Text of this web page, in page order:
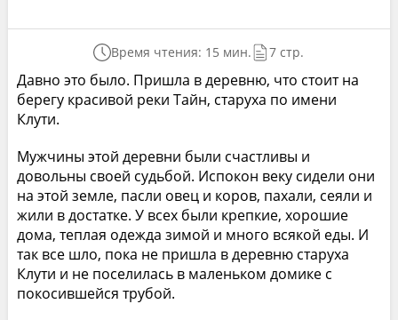
Время чтения: 15 мин. 7 стр.
Давно это было. Пришла в деревню, что стоит на
берегу красивой реки Тайн, старуха по имени
Клути.
Мужчины этой деревни были счастливы и
довольны своей судьбой. Испокон веку сидели они
на этой земле, пасли овец и коров, пахали, сеяли и
жили в достатке. У всех были крепкие, хорошие
дома, теплая одежда зимой и много всякой еды. И
так все шло, пока не пришла в деревню старуха
Клути и не поселилась в маленьком домике с
покосившейся трубой.